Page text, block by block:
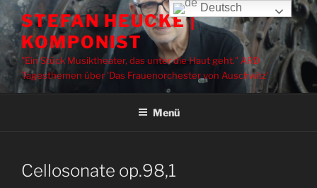
Zum
Inhalt
springen
STEFAN HEUCKE |
KOMPONIST
"Ein Stück Musiktheater, das unter die Haut geht." ARD
Tagesthemen über 'Das Frauenorchester von Auschwitz'
Menü
Cellosonate op.98,1
Deutsch